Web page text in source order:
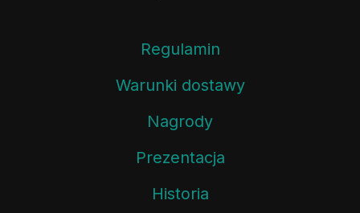
Regulamin
Warunki dostawy
Nagrody
Prezentacja
Historia